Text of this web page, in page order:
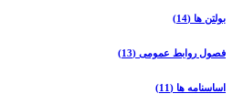
بولتن ها (14)
فصول روابط عمومی (13)
اساسنامه ها (11)